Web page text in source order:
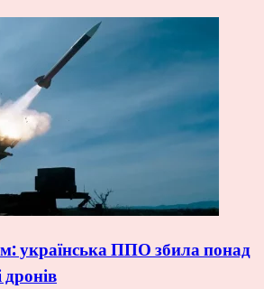
українська ППО збила понад
дронів